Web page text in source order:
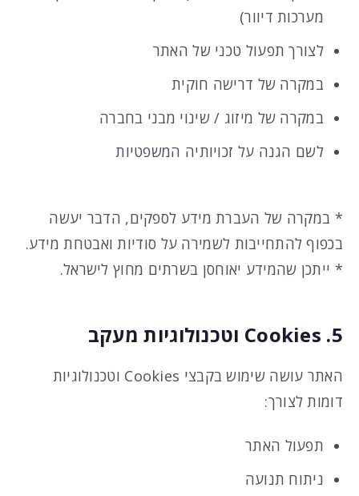
מערכות דיוור)
לצורך תפעול טכני של האתר
במקרה של דרישה חוקית
במקרה של מיזוג / שינוי מבני בחברה
לשם הגנה על זכויותיה המשפטיות
* במקרה של העברת מידע לספקים, הדבר יעשה
בכפוף להתחייבות לשמירה על סודיות ואבטחת מידע.
* ייתכן שהמידע יאוחסן בשרתים מחוץ לישראל.
5. Cookies וטכנולוגיות מעקב
האתר עושה שימוש בקבצי Cookies וטכנולוגיות
דומות לצורך:
תפעול האתר
ניתוח תנועה